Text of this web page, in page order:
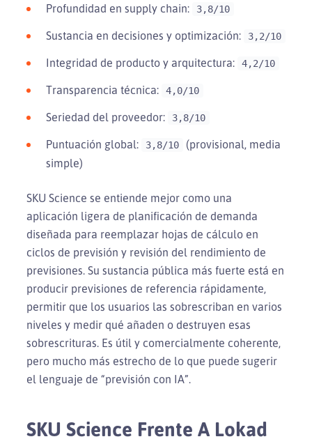
Profundidad en supply chain: 3,8/10
Sustancia en decisiones y optimización: 3,2/10
Integridad de producto y arquitectura: 4,2/10
Transparencia técnica: 4,0/10
Seriedad del proveedor: 3,8/10
Puntuación global: 3,8/10
(provisional, media
simple)
SKU Science se entiende mejor como una
aplicación ligera de planificación de demanda
diseñada para reemplazar hojas de cálculo en
ciclos de previsión y revisión del rendimiento de
previsiones. Su sustancia pública más fuerte está en
producir previsiones de referencia rápidamente,
permitir que los usuarios las sobrescriban en varios
niveles y medir qué añaden o destruyen esas
sobrescrituras. Es útil y comercialmente coherente,
pero mucho más estrecho de lo que puede sugerir
el lenguaje de “previsión con IA”.
SKU Science Frente A Lokad